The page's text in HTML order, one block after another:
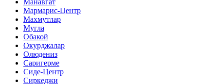
Мармарис-Центр
Махмутлар
Мугла
Обакой
Окурджалар
Олюдениз
Саригерме
Сиде-Центр
Сиркеджи